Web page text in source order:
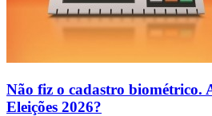
Não fiz o cadastro biométrico.
Eleições 2026?